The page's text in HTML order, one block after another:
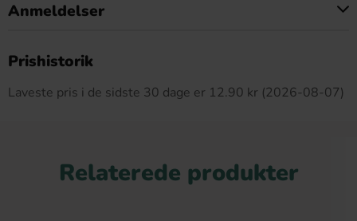
Anmeldelser
Prishistorik
Laveste pris i de sidste 30 dage er 12.90 kr (2026-08-07)
Relaterede produkter